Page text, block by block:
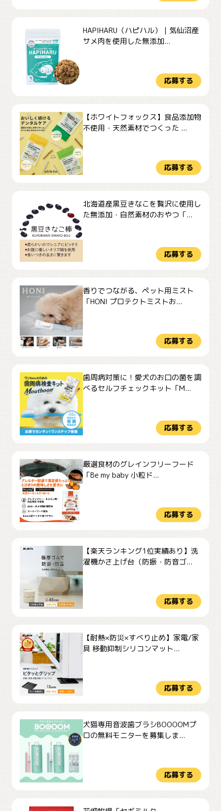
HAPIHARU（ハピハル）｜気仙沼産
サメ肉を使用した無添加...
応募する
【ホワイトフォックス】食品添加物
不使用・天然素材でつくった ...
応募する
北海道産黒豆きなこを贅沢に使用し
た無添加・自然素材のおやつ「...
応募する
香りでつながる、ペット用ミスト
「HONI プロテクトミストお...
応募する
歯周病対策に！愛犬のお口の菌を調
べるセルフチェックキット「M...
応募する
厳選食材のグレインフリーフード
「Be my baby 小粒ド...
応募する
【楽天ランキング1位実績あり】洗
濯機かさ上げ台（防振・防音ゴ...
応募する
【耐熱×防災×すべり止め】家電/家
具 移動抑制シリコンマット...
応募する
犬猫専用音波歯ブラシBOOOOMプ
ロの無料モニターを募集しま...
応募する